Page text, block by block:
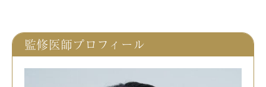
監修医師プロフィール